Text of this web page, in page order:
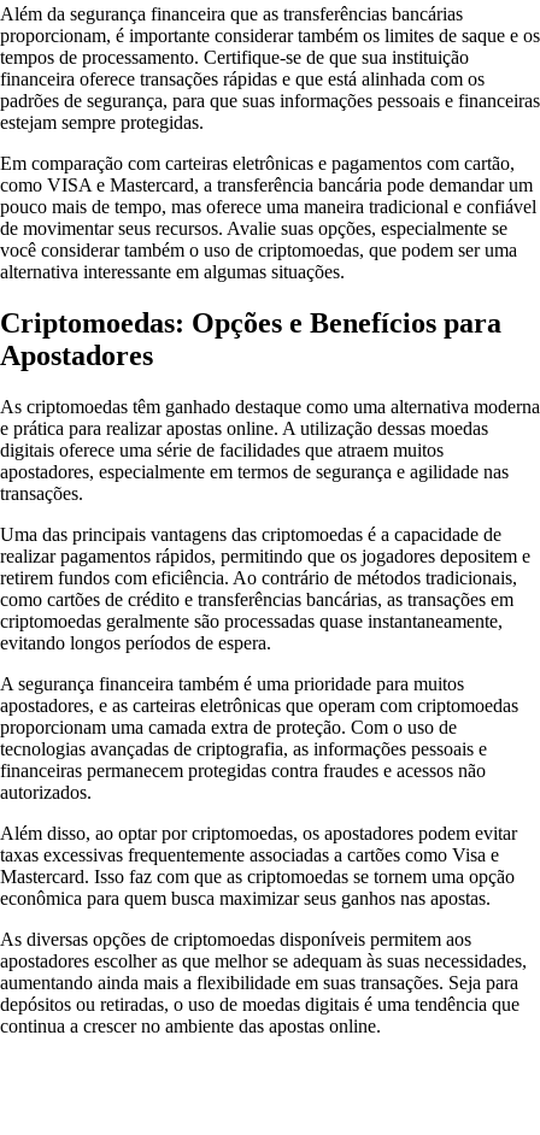
Além da segurança financeira que as transferências bancárias
proporcionam, é importante considerar também os limites de saque e os
tempos de processamento. Certifique-se de que sua instituição
financeira oferece transações rápidas e que está alinhada com os
padrões de segurança, para que suas informações pessoais e financeiras
estejam sempre protegidas.
Em comparação com carteiras eletrônicas e pagamentos com cartão,
como VISA e Mastercard, a transferência bancária pode demandar um
pouco mais de tempo, mas oferece uma maneira tradicional e confiável
de movimentar seus recursos. Avalie suas opções, especialmente se
você considerar também o uso de criptomoedas, que podem ser uma
alternativa interessante em algumas situações.
Criptomoedas: Opções e Benefícios para
Apostadores
As criptomoedas têm ganhado destaque como uma alternativa moderna
e prática para realizar apostas online. A utilização dessas moedas
digitais oferece uma série de facilidades que atraem muitos
apostadores, especialmente em termos de segurança e agilidade nas
transações.
Uma das principais vantagens das criptomoedas é a capacidade de
realizar pagamentos rápidos, permitindo que os jogadores depositem e
retirem fundos com eficiência. Ao contrário de métodos tradicionais,
como cartões de crédito e transferências bancárias, as transações em
criptomoedas geralmente são processadas quase instantaneamente,
evitando longos períodos de espera.
A segurança financeira também é uma prioridade para muitos
apostadores, e as carteiras eletrônicas que operam com criptomoedas
proporcionam uma camada extra de proteção. Com o uso de
tecnologias avançadas de criptografia, as informações pessoais e
financeiras permanecem protegidas contra fraudes e acessos não
autorizados.
Além disso, ao optar por criptomoedas, os apostadores podem evitar
taxas excessivas frequentemente associadas a cartões como Visa e
Mastercard. Isso faz com que as criptomoedas se tornem uma opção
econômica para quem busca maximizar seus ganhos nas apostas.
As diversas opções de criptomoedas disponíveis permitem aos
apostadores escolher as que melhor se adequam às suas necessidades,
aumentando ainda mais a flexibilidade em suas transações. Seja para
depósitos ou retiradas, o uso de moedas digitais é uma tendência que
continua a crescer no ambiente das apostas online.